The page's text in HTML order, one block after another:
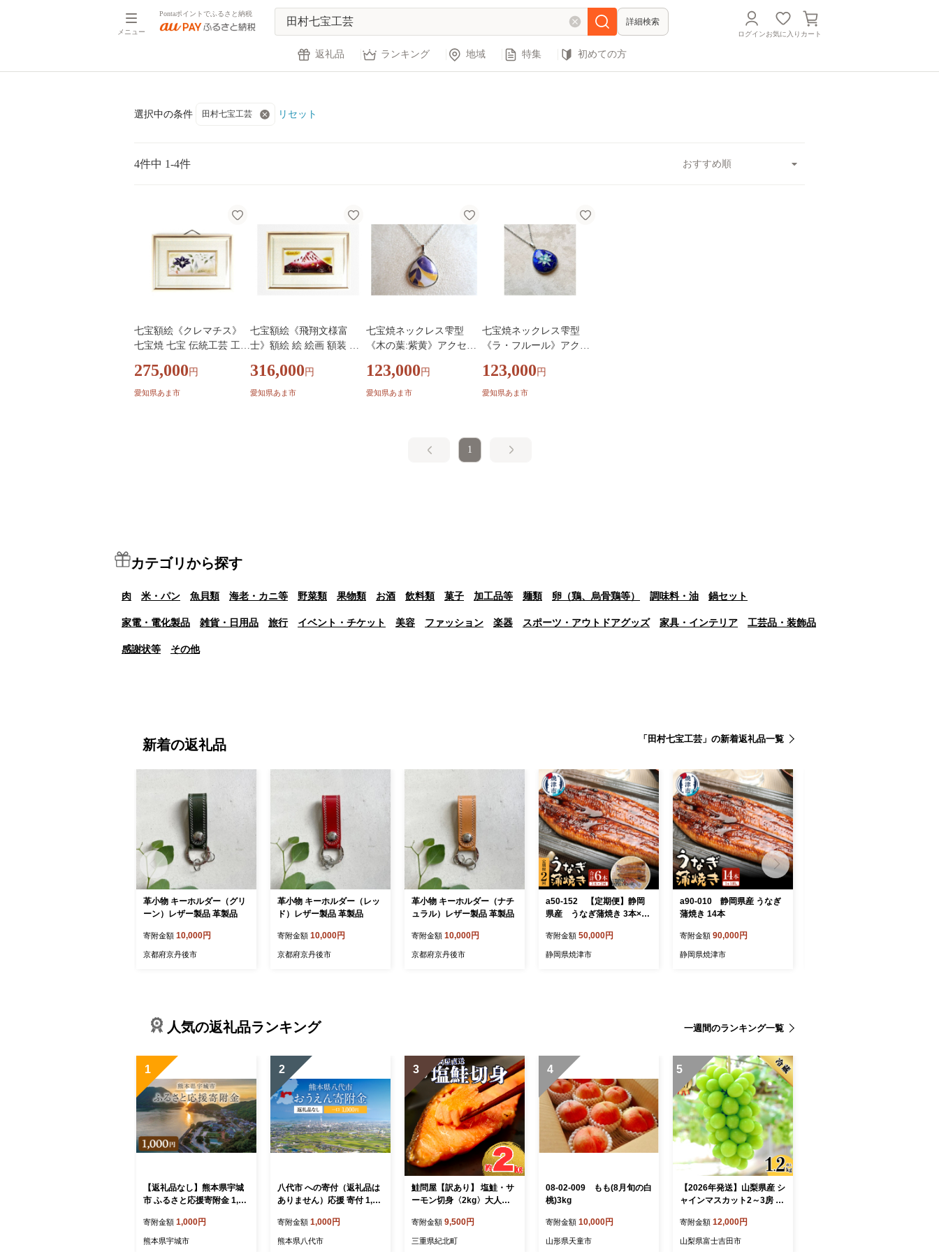
メニュー
Pontaポイントでふるさと納税
詳細検索
ログインお気に入り カート
返礼品 ランキング 地域 特集 初めての方
選択中の条件 田村七宝工芸 リセット
4件中 1-4件
七宝額絵《クレマチス》
七宝焼 七宝 伝統工芸 工芸
絵 作家 職人 贈り物 プレ
ゼント 送料無料 田村七宝
275,000 円
愛知県あま市
七宝額絵《飛翔文様富
士》額絵 絵 絵画 額装 イ
品 伝統工芸 伝統 七宝 七
宝焼き しっぽうやき 焼き
316,000 円
愛知県あま市
七宝焼ネックレス雫型
《木の葉:紫黄》アクセサ
ス ペンダント 装飾 工芸
工芸品 伝統工芸 伝統 七宝
上品 華やか 植物 木の葉
123,000 円
愛知県あま市
七宝焼ネックレス雫型
《ラ・フルール》アクセ
レス ペンダント 装飾 工芸
工芸品 伝統工芸 伝統 七宝
ご褒美 上品 華やか 花 フ
123,000 円
愛知県あま市
1
カテゴリから探す
肉 米・パン 魚貝類 海老・カニ等 野菜類 果物類 お酒 飲料類 菓子 加工品等 麺類 卵（鶏、烏骨鶏等） 調味料・油 鍋セット
家電・電化製品 雑貨・日用品 旅行 イベント・チケット 美容 ファッション 楽器 スポーツ・アウトドアグッズ 家具・インテリア 工芸品・装飾品
感謝状等 その他
新着の返礼品 「田村七宝工芸」の新着返礼品一覧
革小物 キーホルダー（グリ
ーン）レザー製品 革製品
寄附金額 10,000円
京都府京丹後市
革小物 キーホルダー（レッ
ド）レザー製品 革製品
寄附金額 10,000円
京都府京丹後市
革小物 キーホルダー（ナチ
ュラル）レザー製品 革製品
寄附金額 10,000円
京都府京丹後市
a50-152 【定期便】静岡
県産 うなぎ蒲焼き 3本×2
寄附金額 50,000円
静岡県焼津市
a90-010 静岡県産 うなぎ
蒲焼き 14本
寄附金額 90,000円
静岡県焼津市
人気の返礼品ランキング 一週間のランキング一覧
1
【返礼品なし】熊本県宇城
市 ふるさと応援寄附金 1,00
寄附金額 1,000円
熊本県宇城市
2
八代市 への寄付（返礼品は
ありません）応援 寄付 1,00
寄附金額 1,000円
熊本県八代市
3
鮭問屋【訳あり】 塩鮭・サ
ーモン切身〈2kg〉大人気
鮭問屋直送【MS03】
寄附金額 9,500円
三重県紀北町
4
08-02-009 もも(8月旬の白
桃)3kg
寄附金額 10,000円
山形県天童市
5
【2026年発送】山梨県産 シ
ャインマスカット2～3房 (1.
寄附金額 12,000円
山梨県富士吉田市